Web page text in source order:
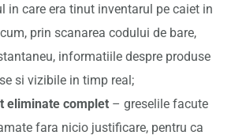
in care era tinut inventarul pe caiet in
prin scanarea codului de bare,
informatiile despre produse
si vizibile in timp real;
eliminate complet – greselile facute
fara nicio justificare, pentru ca